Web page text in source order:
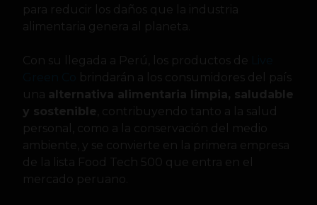
para reducir los daños que la industria
alimentaria genera al planeta.
Con su llegada a Perú, los productos de
brindarán a los consumidores del país
una alternativa alimentaria limpia, saludable
y sostenible , contribuyendo tanto a la salud
personal, como a la conservación del medio
ambiente, y se convierte en la primera empresa
de la lista Food Tech 500 que entra en el
mercado peruano.